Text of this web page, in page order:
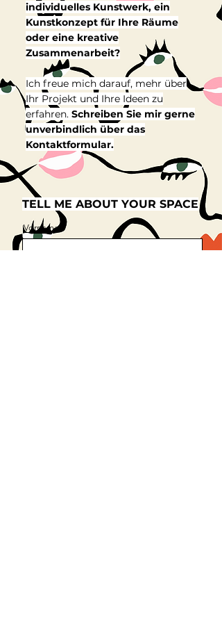
individuelles Kunstwerk, ein
Kunstkonzept für Ihre Räume
oder eine kreative
Zusammenarbeit?
Ich freue mich darauf, mehr über
Ihr Projekt und Ihre Ideen zu
erfahren. Schreiben Sie mir gerne
unverbindlich über das
Kontaktformular.
TELL ME ABOUT YOUR SPACE
Vorname